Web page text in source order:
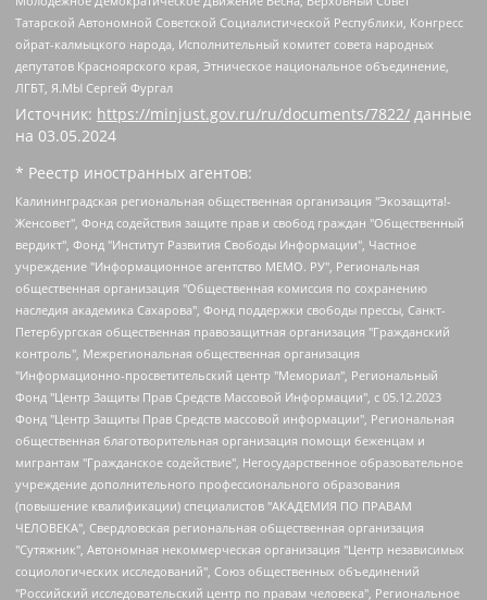
Татарской Автономной Советской Социалистической Республики, Конгресс
ойрат-калмыцкого народа, Исполнительный комитет совета народных
депутатов Красноярского края, Этническое национальное объединение,
ЛГБТ, Я.МЫ Сергей Фургал
Источник: https://minjust.gov.ru/ru/documents/7822/ данные
на 03.05.2024
* Реестр иностранных агентов:
Калининградская региональная общественная организация "Экозащита!-Женсовет", Фонд содействия защите прав и свобод граждан "Общественный вердикт", Фонд "Институт Развития Свободы Информации", Частное учреждение "Информационное агентство МЕМО. РУ", Региональная общественная организация "Общественная комиссия по сохранению наследия академика Сахарова", Фонд поддержки свободы прессы, Санкт-Петербургская общественная правозащитная организация "Гражданский контроль", Межрегиональная общественная организация "Информационно-просветительский центр "Мемориал", Региональный Фонд "Центр Защиты Прав Средств Массовой Информации", с 05.12.2023 Фонд "Центр Защиты Прав Средств массовой информации", Региональная общественная благотворительная организация помощи беженцам и мигрантам "Гражданское содействие", Негосударственное образовательное учреждение дополнительного профессионального образования (повышение квалификации) специалистов "АКАДЕМИЯ ПО ПРАВАМ ЧЕЛОВЕКА", Свердловская региональная общественная организация "Сутяжник", Автономная некоммерческая организация "Центр независимых социологических исследований", Союз общественных объединений "Российский исследовательский центр по правам человека", Региональное общественное учреждение научно-информационный центр "МЕМОРИАЛ", Некоммерческая организация "Фонд защиты гласности", Автономная некоммерческая организация "Институт прав человека", Городская общественная организация "Екатеринбургское общество "МЕМОРИАЛ", Городская общественная организация "Рязанское историко-просветительское и правозащитное общество "Мемориал" (Рязанский Мемориал), Челябинский региональный орган общественной самодеятельности – женское общественное объединение "Женщины Евразии", Челябинский региональный орган общественной самодеятельности "Уральская правозащитная группа", Фонд содействия защите здоровья и социальной справедливости имени Андрея Рылькова, Автономная Некоммерческая Организация "Аналитический Центр Юрия Левады", Автономная некоммерческая организация социальной поддержки населения "Проект Апрель", Региональная общественная организация помощи женщинам и детям, находящимся в кризисной ситуации "Информационно-методический центр "Анна", Фонд содействия развитию массовых коммуникаций и правовому просвещению "Так-так-Так", Фонд содействия устойчивому развитию "Серебряная тайга", Свердловский региональный общественный фонд социальных проектов "Новое время", "Idel.Реалии", Кавказ.Реалии, Крым.Реалии, Телеканал Настоящее Время, Татаро-башкирская служба Радио Свобода (Azatliq Radiosi), Радио Свободная Европа/Радио Свобода (PCE/PC), "Сибирь.Реалии", "Фактограф", Благотворительный фонд помощи осужденным и их семьям, Автономная некоммерческая организация "Институт глобализации и социальных движений", Фонд "В защиту прав заключенных", Частное учреждение "Центр поддержки и содействия развитию средств массовой информации", Пензенский региональный общественный благотворительный фонд "Гражданский союз", "Север.Реалии", Некоммерческая организация Фонд "Правовая инициатива", Общество с ограниченной ответственностью "Радио Свободная Европа/Радио Свобода", Чешское информационное агентство "MEDIUM-ORIENT", Красноярская региональная общественная организация "Мы против СПИДа", Камалягин Денис Николаевич, Маркелов Сергей Евгеньевич, Пономарев Лев Александрович, Савицкая Людмила Алексеевна, Автономная некоммерческая организация "Центр по работе с проблемой насилия "НАСИЛИЮ.НЕТ", Межрегиональный профессиональный союз работников здравоохранения "Альянс врачей", Юридическое лицо, зарегистрированное в Латвийской Республике, SIA "Medusa Project" (регистрационный номер 40103797863, дата регистрации 10.06.2014), Некоммерческая организация "Фонд по борьбе с коррупцией", Автономная некоммерческая организация "Институт права и публичной политики", Баданин Роман Сергеевич, Гликин Максим Александрович, Железнова Мария Михайловна, Лукьянова Юлия Сергеевна, Маетная Елизавета Витальевна, Маняхин Петр Борисович, Чуракова Ольга Владимировна, Ярош Юлия Петровна, Юридическое лицо "The Insider SIA", зарегистрированное в Риге, Латвийская Республика (дата регистрации 26.06.2015), являющееся администратором доменного имени интернет-издания "The Insider SIA", https://theins.ru, Постернак Алексей Евгеньевич, Рубин Михаил Аркадьевич, Анин Роман Александрович, Юридическое лицо Istories fonds, зарегистрированное в Латвийской Республике (регистрационный номер 50008295751, дата регистрации 24.02.2020), Великовский Дмитрий Александрович, Долинина Ирина Николаевна, Мароховская Алеся Алексеевна, Шлейнов Роман Юрьевич, Шмагун Олеся Валентиновна, Общество с ограниченной ответственностью "Альтаир 2021", Общество с ограниченной ответственностью "Вега 2021", Общество с ограниченной ответственностью "Главный редактор 2021", Общество с ограниченной ответственностью "Ромашки монолит", Важенков Артем Валерьевич, Ивановская областная общественная организация "Центр гендерных исследований", Гурман Юрий Альбертович, Медиапроект "ОВД-Инфо", Егоров Владимир Владимирович, Жилинский Владимир Александрович, Общество с ограниченной ответственностью "ЗП", Иванова София Юрьевна, Карезина Инна Павловна, Кильтау Екатерина Викторовна, Петров Алексей Викторович, Пискунов Сергей Евгеньевич, Смирнов Сергей Сергеевич, Тихонов Михаил Сергеевич, Общество с ограниченной ответственностью "ЖУРНАЛИСТ-ИНОСТРАННЫЙ АГЕНТ", Арапова Галина Юрьевна, Вольтская Татьяна Анатольевна, Американская компания "Mason G.E.S. Anonymous Foundation" (США), являющаяся владельцем интернет-издания https://mnews.world/, Компания "Stichting Bellingcat", зарегистрированная в Нидерландах (дата регистрации 11.07.2018), Захаров Андрей Вячеславович, Клепиковская Екатерина Дмитриевна, Общество с ограниченной ответственностью "МЕМО", Перл Роман Александрович, Симонов Евгений Алексеевич, Соловьева Елена Анатольевна, Сотников Даниил Владимирович, Сурначева Елизавета Дмитриевна, Автономная некоммерческая организация по защите прав человека и информированию населения "Якутия – Наше Мнение", Общество с ограниченной ответственностью "Москоу диджитал медиа", с 26.01.2023 Общество с ограниченной ответственностью "Чайка Белые сады", Ветошкина Валерия Валерьевна, Заговора Максим Александрович, Межрегиональное общественное движение "Российская ЛГБТ - сеть", Оленичев Максим Владимирович, Павлов Иван Юрьевич, Скворцова Елена Сергеевна, Общество с ограниченной ответственностью "Как бы инагент", Кочетков Игорь Викторович, Общество с ограниченной ответственностью "Честные выборы", Еланчик Олег Александрович, Общество с ограниченной ответственностью "Нобелевский призыв", Гималова Регина Эмилевна, Григорьев Андрей Валерьевич, Григорьева Алина Александровна, Ассоциация по содействию защите прав призывников, альтернативнослужащих и военнослужащих "Правозащитная группа "Гражданин.Армия.Право", Хисамова Регина Фаритовна, Автономная некоммерческая организация по реализации социально-правовых программ "Лилит", Дальневосточное общественное движение "Маяк", Санкт-Петербургская ЛГБТ-инициативная группа "Выход", Инициативная группа ЛГБТ+ "Реверс", Алексеев Андрей Викторович, Бекбулатова Таисия Львовна, Беляев Иван Михайлович, Владыкина Елена Сергеевна, Гельман Марат Александрович, Никульшина Вероника Юрьевна, Толоконникова Надежда Андреевна, Шендерович Виктор Анатольевич, Общество с ограниченной ответственностью "Данное сообщение", Общество с ограниченной ответственностью Издательский дом "Новая глава", Айнбиндер Александра Александровна, Московский комьюнити-центр для ЛГБТ+инициатив, Благотворительный фонд развития филантропии, Deutsche Welle (Германия, Kurt-Schumacher-Strasse 3, 53113 Bonn), Борзунова Мария Михайловна, Воробьев Виктор Викторович, Голубева Анна Львовна, Константинова Алла Михайловна, Малкова Ирина Владимировна, Мурадов Мурад Абдулгалимович, Осетинская Елизавета Николаевна, Понасенков Евгений Николаевич, Ганапольский Матвей Юрьевич, Киселев Евгений Алексеевич, Борухович Ирина Григорьевна, Дремин Иван Тимофеевич, Дубровский Дмитрий Викторович, Красноярская региональная общественная организация поддержки и развития альтернативных образовательных технологий и межкультурных коммуникаций "ИНТЕРРА", Маяковская Екатерина Алексеевна, Фейгин Марк Захарович, Филимонов Андрей Викторович, Дзугкоева Регина Николаевна, Доброхотов Роман Александрович, Дудь Юрий Александрович, Елкин Сергей Владимирович, Кругликов Кирилл Игоревич, Сабунаева Мария Леонидовна, Семенов Алексей Владимирович, Шаинян Карен Багратович, Шульман Екатерина Михайловна, Асафьев Артур Валерьевич, Вахштайн Виктор Семенович, Венедиктов Алексей Алексеевич, Лушникова Екатерина Евгеньевна, Волков Леонид Михайлович, Невзоров Александр Глебович, Пархоменко Сергей Борисович, Сироткин Ярослав Николаевич, Кара-Мурза Владимир Владимирович, Баранова Наталья Владимировна, Гозман Леонид Яковлевич, Кагарлицкий Борис Юльевич, Климарев Михаил Валерьевич, Милов Владимир Станиславович, Автономная некоммерческая организация Краснодарский центр современного искусства "Типография", Моргенштерн Алишер Тагирович, Соболь Любовь Эдуардовна, Общество с ограниченной ответственностью "ЛИЗА НОРМ", Каспаров Гарри Кимович, Ходорковский Михаил Борисович, Общество с ограниченной ответственностью "Апрельские тезисы", Данилович Ирина Брониславовна, Кашин Олег Владимирович, Петров Николай Владимирович, Пивоваров Алексей Владимирович, Соколов Михаил Владимирович, Цветкова Юлия Владимировна, Чичваркин Евгений Александрович, Комитет против пыток/Команда против пыток, Общество с ограниченной ответственностью "Первый научный", Общество с ограниченной ответственностью "Вертолет и ко", Белоцерковская Вероника Борисовна, Кац Максим Евгеньевич, Лазарева Татьяна Юрьевна, Шаведдинов Руслан Табризович, Яшин Илья Валерьевич, Общество с ограниченной ответственностью "Иноагент ААВ", Алешковский Дмитрий Петрович, Альбац Евгения Марковна, Быков Дмитрий Львович, Галямина Юлия Евгеньевна, Лойко Сергей Леонидович, Мартынов Кирилл Константинович, Медведев Сергей Александрович, Крашенинников Федор Геннадиевич, Гордеева Катерина Вл